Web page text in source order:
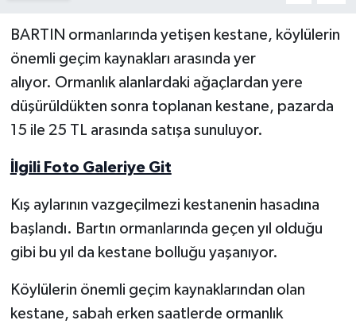
BARTIN ormanlarında yetişen kestane, köylülerin
önemli geçim kaynakları arasında yer
alıyor. Ormanlık alanlardaki ağaçlardan yere
düşürüldükten sonra toplanan kestane, pazarda
15 ile 25 TL arasında satışa sunuluyor.
İlgili Foto Galeriye Git
Kış aylarının vazgeçilmezi kestanenin hasadına
başlandı. Bartın ormanlarında geçen yıl olduğu
gibi bu yıl da kestane bolluğu yaşanıyor.
Köylülerin önemli geçim kaynaklarından olan
kestane, sabah erken saatlerde ormanlık
Turizm
Yaşam
Yerel Yönetimler